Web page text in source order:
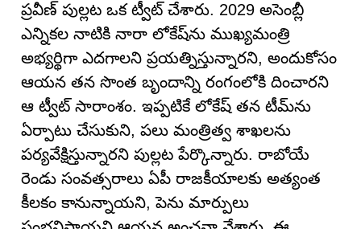
ప్రవీణ్ పుల్లట ఒక ట్వీట్ చేశారు. 2029 అసెంబ్లీ
ఎన్నికల నాటికి నారా లోకేష్‌ను ముఖ్యమంత్రి
అభ్యర్థిగా ఎదగాలని ప్రయత్నిస్తున్నారని, అందుకోసం
ఆయన తన సొంత బృందాన్ని రంగంలోకి దించారని
ఆ ట్వీట్ సారాంశం. ఇప్పటికే లోకేష్ తన టీమ్‌ను
ఏర్పాటు చేసుకుని, పలు మంత్రిత్వ శాఖలను
పర్యవేక్షిస్తున్నారని పుల్లట పేర్కొన్నారు. రాబోయే
రెండు సంవత్సరాలు ఏపీ రాజకీయాలకు అత్యంత
కీలకం కానున్నాయని, పెను మార్పులు